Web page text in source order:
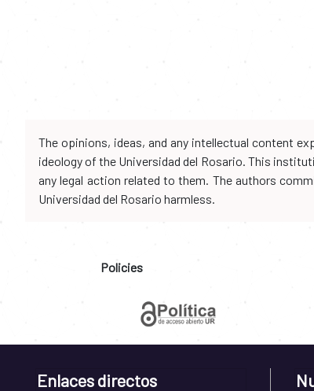
The opinions, ideas, and any intellectual content
ideology of the Universidad del Rosario. This
any legal action related to them. The authors
Universidad del Rosario harmless.
Policies
Enlaces directos